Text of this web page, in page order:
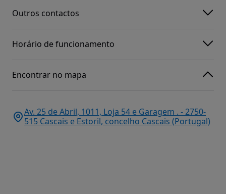
Outros contactos
Horário de funcionamento
Encontrar no mapa
Av. 25 de Abril, 1011, Loja 54 e Garagem . - 2750-
515 Cascais e Estoril, concelho Cascais (Portugal)